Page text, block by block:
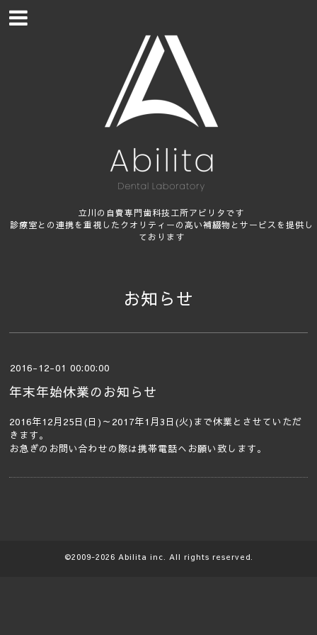
立川の自費専門歯科技工所アビリタです
診療室との連携を重視したクオリティーの高い補綴物とサービスを提供し
ております
お知らせ
2016-12-01 00:00:00
年末年始休業のお知らせ
2016年12月25日(日)～2017年1月3日(火)まで休業とさせていただ
きます。
お急ぎのお問い合わせの際は携帯電話へお願い致します。
©2009-2026 Abilita inc. All rights reserved.